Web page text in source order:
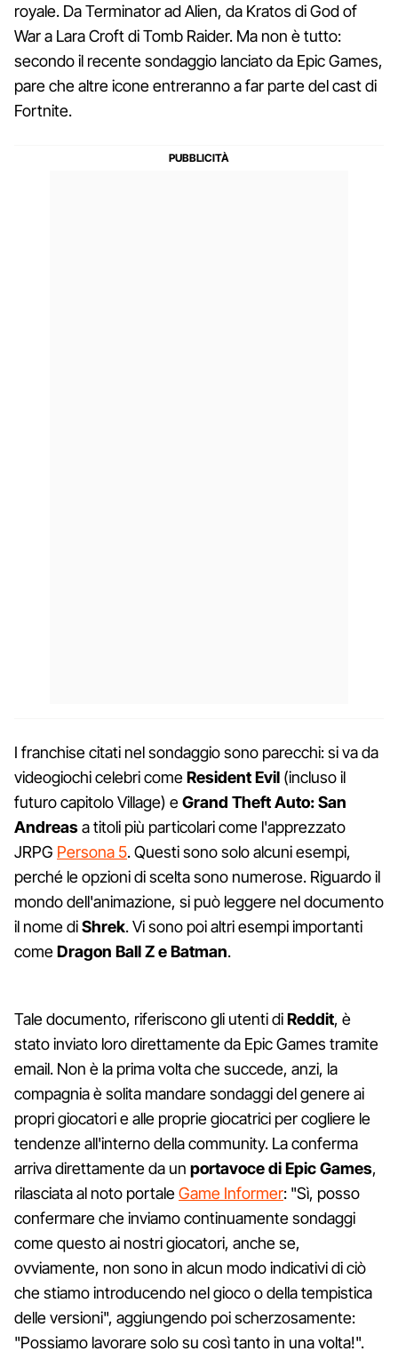
royale. Da Terminator ad Alien, da Kratos di God of
War a Lara Croft di Tomb Raider. Ma non è tutto:
secondo il recente sondaggio lanciato da Epic Games,
pare che altre icone entreranno a far parte del cast di
Fortnite.
I franchise citati nel sondaggio sono parecchi: si va da
videogiochi celebri comeResident Evil (incluso il
futuro capitolo Village) eGrand Theft Auto: San
Andreasa titoli più particolari come l'apprezzato
JRPG Persona 5. Questi sono solo alcuni esempi,
perché le opzioni di scelta sono numerose. Riguardo il
mondo dell'animazione, si può leggere nel documento
il nome diShrek. Vi sono poi altri esempi importanti
comeDragon Ball Z e Batman.
Tale documento, riferiscono gli utenti diReddit, è
stato inviato loro direttamente da Epic Games tramite
email. Non è la prima volta che succede, anzi, la
compagnia è solita mandare sondaggi del genere ai
propri giocatori e alle proprie giocatrici per cogliere le
tendenze all'interno della community. La conferma
arriva direttamente da un portavoce di Epic Games,
rilasciata al noto portaleGame Informer: "Sì, posso
confermare che inviamo continuamente sondaggi
come questo ai nostri giocatori, anche se,
ovviamente, non sono in alcun modo indicativi di ciò
che stiamo introducendo nel gioco o della tempistica
delle versioni", aggiungendo poi scherzosamente:
"Possiamo lavorare solo su così tanto in una volta!".